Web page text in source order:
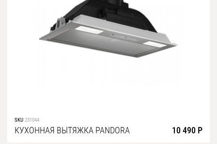
SKU 231044
КУХОННАЯ ВЫТЯЖКА PANDORA 10 490 Р